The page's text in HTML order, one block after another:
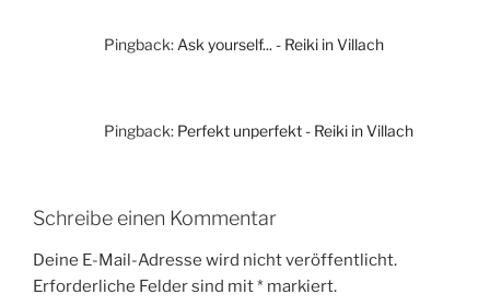
Pingback: Ask yourself... - Reiki in Villach
Pingback: Perfekt unperfekt - Reiki in Villach
Schreibe einen Kommentar
Deine E-Mail-Adresse wird nicht veröffentlicht.
Erforderliche Felder sind mit* markiert.